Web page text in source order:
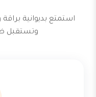
استمتع بديوانية
وتستقبل